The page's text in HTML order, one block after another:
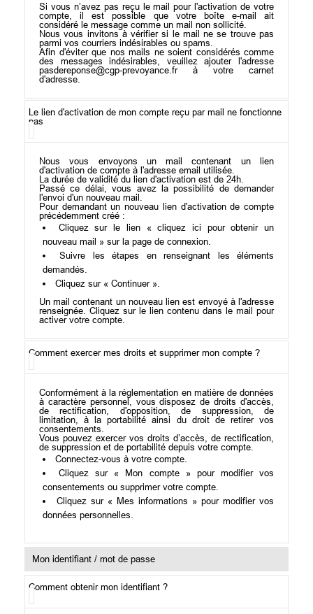
Si vous n’avez pas reçu le mail pour l'activation de votre
compte, il est possible que votre boîte e-mail ait
considéré le message comme un mail non sollicité.
Nous vous invitons à vérifier si le mail ne se trouve pas
parmi vos courriers indésirables ou spams.
Afin d'éviter que nos mails ne soient considérés comme
des messages indésirables, veuillez ajouter l'adresse
pasdereponse@cgp-prevoyance.fr à votre carnet
d'adresse.
Le lien d'activation de mon compte reçu par mail ne fonctionne
pas
Nous vous envoyons un mail contenant un lien
d'activation de compte à l'adresse email utilisée.
La durée de validité du lien d'activation est de 24h.
Passé ce délai, vous avez la possibilité de demander
l'envoi d'un nouveau mail.
Pour demandant un nouveau lien d'activation de compte
précédemment créé :
Cliquez sur le lien « cliquez ici pour obtenir un
nouveau mail » sur la page de connexion.
Suivre les étapes en renseignant les éléments
demandés.
Cliquez sur « Continuer ».
Un mail contenant un nouveau lien est envoyé à l'adresse
renseignée. Cliquez sur le lien contenu dans le mail pour
activer votre compte.
Comment exercer mes droits et supprimer mon compte ?
Conformément à la réglementation en matière de données
à caractère personnel, vous disposez de droits d'accès,
de rectification, d'opposition, de suppression, de
limitation, à la portabilité ainsi du droit de retirer vos
consentements.
Vous pouvez exercer vos droits d’accès, de rectification,
de suppression et de portabilité depuis votre compte.
Connectez-vous à votre compte.
Cliquez sur « Mon compte » pour modifier vos
consentements ou supprimer votre compte.
Cliquez sur « Mes informations » pour modifier vos
données personnelles.
Mon identifiant / mot de passe
Comment obtenir mon identifiant ?